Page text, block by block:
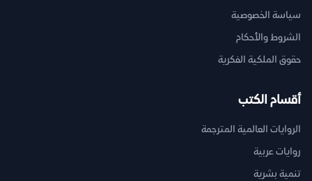
سياسة الخصوصية
الشروط والأحكام
حقوق الملكية الفكرية
أقسام الكتب
الروايات العالمية المترجمة
روايات عربية
تنمية بشرية